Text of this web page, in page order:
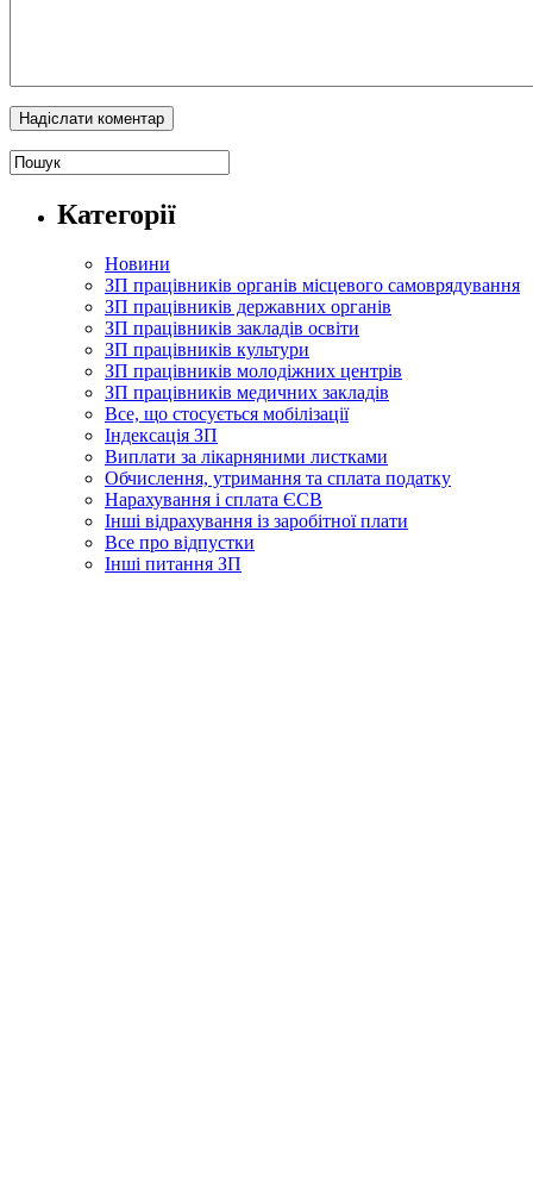
Категорії
Новини
ЗП працівників органів місцевого самоврядування
ЗП працівників державних органів
ЗП працівників закладів освіти
ЗП працівників культури
ЗП працівників молодіжних центрів
ЗП працівників медичних закладів
Все, що стосується мобілізації
Індексація ЗП
Виплати за лікарняними листками
Обчислення, утримання та сплата податку
Нарахування і сплата ЄСВ
Інші відрахування із заробітної плати
Все про відпустки
Інші питання ЗП